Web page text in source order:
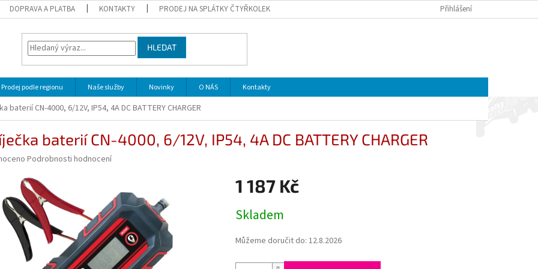
DOPRAVA A PLATBA KONTAKTY PRODEJ NA SPLÁTKY ČTYŘKOLEK A MOTOREK CFMOTO A GOES | ČTYŘKOLKY4U OBCHODNÍ PODMÍNKY
Přihlášení
HLEDAT
Prodej podle regionu Naše služby Novinky O NÁS Kontakty
baterií CN-4000, 6/12V, IP54, 4A DC BATTERY CHARGER
baterií CN-4000, 6/12V, IP54, 4A DC BATTERY CHARGER
Podrobnosti hodnocení
1 187 Kč
cena:
Skladem
Můžeme doručit do: 12.8.2026